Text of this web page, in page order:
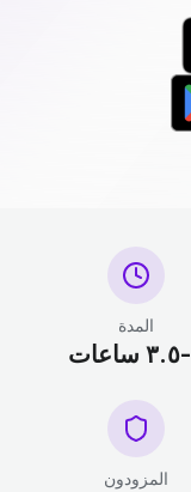
المدة
المزودون